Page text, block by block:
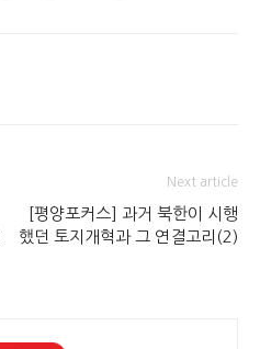
Next article
[평양포커스] 과거 북한이 시행
했던 토지개혁과 그 연결고리(2)